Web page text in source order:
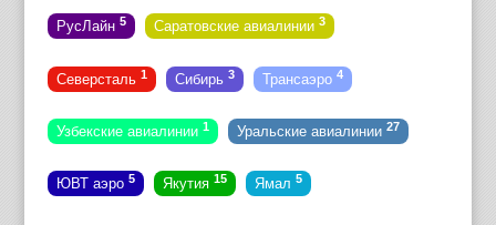
РусЛайн 5 Саратовские авиалинии 3
Северсталь 1 Сибирь 3 Трансаэро 4
Узбекские авиалинии 1 Уральские авиалинии 27
ЮВТ аэро 5 Якутия 15 Ямал 5